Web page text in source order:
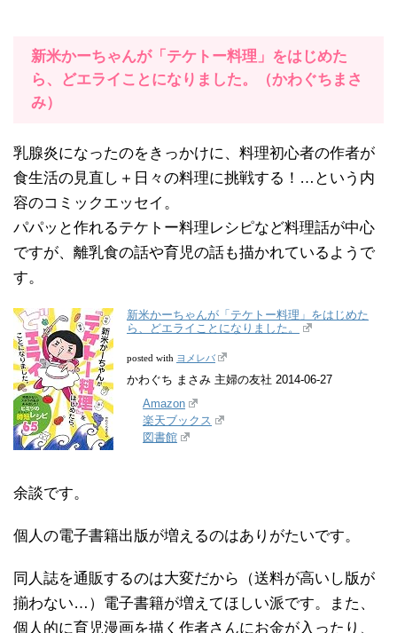
新米かーちゃんが「テケトー料理」をはじめた
ら、どエライことになりました。（かわぐちまさ
み）
乳腺炎になったのをきっかけに、料理初心者の作者が
食生活の見直し＋日々の料理に挑戦する！…という内
容のコミックエッセイ。
パパッと作れるテケトー料理レシピなど料理話が中心
ですが、離乳食の話や育児の話も描かれているようで
す。
新米かーちゃんが「テケトー料理」をはじめた
ら、どエライことになりました。
posted with ヨメレバ
かわぐち まさみ 主婦の友社 2014-06-27
Amazon
楽天ブックス
図書館
余談です。
個人の電子書籍出版が増えるのはありがたいです。
同人誌を通販するのは大変だから（送料が高いし版が
揃わない…）電子書籍が増えてほしい派です。また、
個人的に育児漫画を描く作者さんにお金が入ったり、